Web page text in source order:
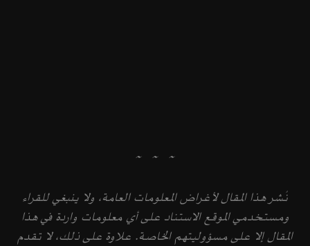
~ ~ ~
نُشر هذا المقال لأغراض المعلومات العامة، ولا ينبغي للقراء
ومستخدمي الموقع الاستناد على أي معلومات واردة في هذا
المقال إلا على مسؤوليتهم الخاصة. علاوة على ذلك، لا تقدم